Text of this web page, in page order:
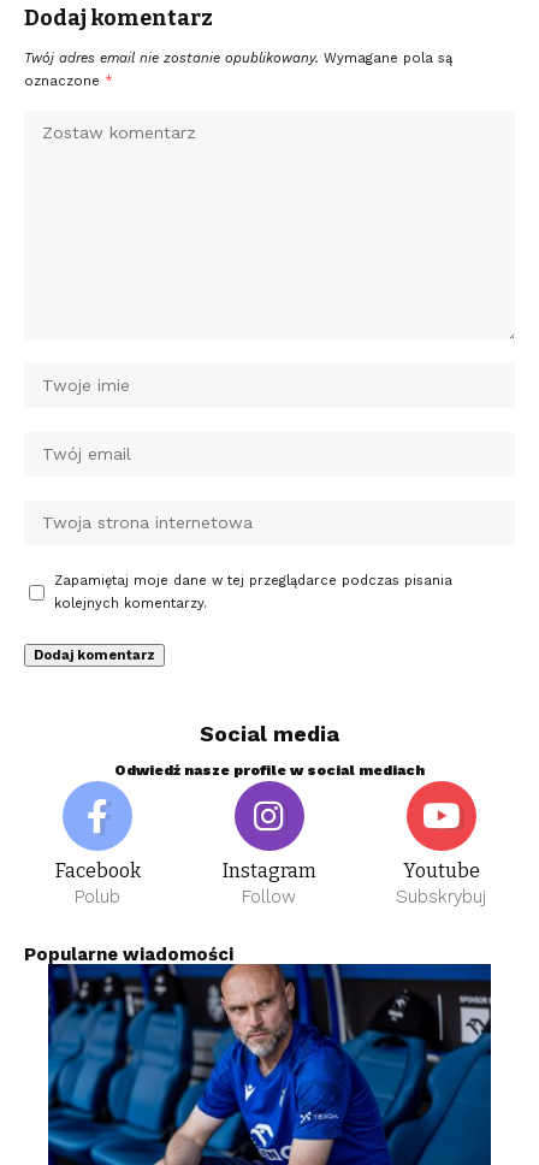
Dodaj komentarz
Twój adres email nie zostanie opublikowany. Wymagane pola są
oznaczone *
Zapamiętaj moje dane w tej przeglądarce podczas pisania
kolejnych komentarzy.
Social media
Odwiedź nasze profile w social mediach
Facebook
Polub
Instagram
Follow
Youtube
Subskrybuj
Popularne wiadomości